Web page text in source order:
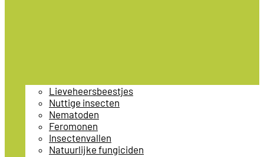
Lieveheersbeestjes
Nuttige insecten
Nematoden
Feromonen
Insectenvallen
Natuurlijke fungiciden